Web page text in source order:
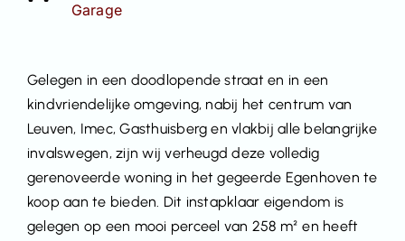
Garage
Gelegen in een doodlopende straat en in een
kindvriendelijke omgeving, nabij het centrum van
Leuven, Imec, Gasthuisberg en vlakbij alle belangrijke
invalswegen, zijn wij verheugd deze volledig
gerenoveerde woning in het gegeerde Egenhoven te
koop aan te bieden. Dit instapklaar eigendom is
gelegen op een mooi perceel van 258 m² en heeft